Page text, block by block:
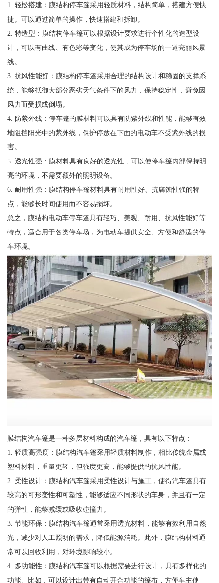
1. 轻松搭建：膜结构停车篷采用轻质材料，结构简单，搭建方便快
捷。可以通过简单的操作，快速搭建和拆卸。
2. 特造型：膜结构停车篷可以根据设计要求进行个性化的造型设
计，可以有曲线、有色彩等变化，使其成为停车场的一道亮丽风景
线。
3. 抗风性能好：膜结构停车篷采用合理的结构设计和稳固的支撑系
统，能够抵御大部分恶劣天气条件下的风力，保持稳定性，避免因
风力而受损或倒塌。
4. 防紫外线：停车篷的膜材料可以具有防紫外线和性能，能够有效
地阻挡阳光中的紫外线，保护停放在下面的电动车不受紫外线的损
害。
5. 透光性强：膜材料具有良好的透光性，可以使停车篷内部保持明
亮的环境，不需要额外的照明设备。
6. 耐用性强：膜结构停车篷材料具有耐用性好、抗腐蚀性强的特
点，能够长时间使用而不容易损坏。
总之，膜结构电动车停车篷具有轻巧、美观、耐用、抗风性能好等
特点，适合用于各类停车场，为电动车提供安全、方便和舒适的停
车环境。
膜结构汽车篷是一种多层材料构成的汽车篷，具有以下特点：
1. 轻质高强度：膜结构汽车篷采用轻质材料制作，相比传统金属或
塑料材料，重量更轻，但强度更高，能够提供的抗风性能。
2. 柔性设计：膜结构汽车篷采用柔性设计与施工，使得汽车篷具有
较高的可形变性和可塑性，能够适应不同形状的车身，并且有一定
的弹性，能够减缓或吸收碰撞力。
3. 节能环保：膜结构汽车篷通常采用透光材料，能够有效利用自然
光，减少对人工照明的需求，降低能源消耗。此外，膜结构材料通
常可以回收利用，对环境影响较小。
4. 多功能性：膜结构汽车篷可以根据需要进行设计，具有多样化的
功能。比如，可以设计出带有自动开合功能的篷布，方便车主使